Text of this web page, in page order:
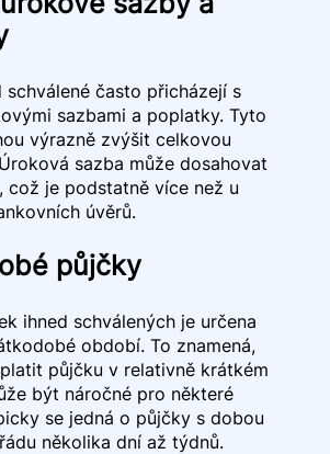
schválené často přicházejí s
sazbami a poplatky. Tyto
výrazně zvýšit celkovou
sazba může dosahovat
což je podstatně více než u
úvěrů.
půjčky
ihned schválených je určena
období. To znamená,
půjčku v relativně krátkém
být náročné pro některé
se jedná o půjčky s dobou
několika dní až týdnů.